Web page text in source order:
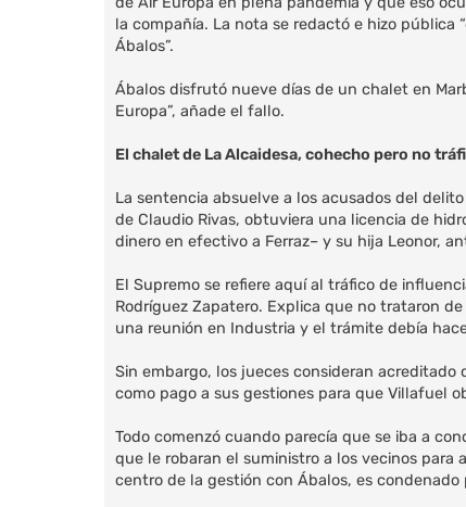
la compañía. La nota se redactó e hizo pública
Ábalos”.
Ábalos disfrutó nueve días de un chalet en
Europa”, añade el fallo.
El chalet de La Alcaidesa, cohecho pero no
La sentencia absuelve a los acusados del
de Claudio Rivas, obtuviera una licencia de
dinero en efectivo a Ferraz– y su hija Leonor,
El Supremo se refiere aquí al tráfico de
Rodríguez Zapatero. Explica que no trataron
una reunión en Industria y el trámite debía
Sin embargo, los jueces consideran
como pago a sus gestiones para que Villafuel
Todo comenzó cuando parecía que se iba a
que le robaran el suministro a los vecinos para
centro de la gestión con Ábalos, es condenado